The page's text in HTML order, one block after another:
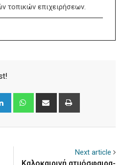
τοπικών επιχειρήσεων.
LinkedIn WhatsappShare
Next article